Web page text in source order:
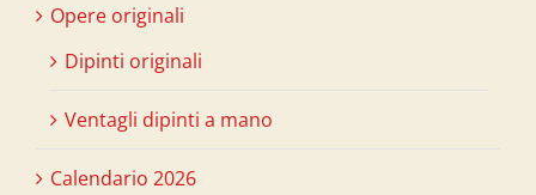
Opere originali
Dipinti originali
Ventagli dipinti a mano
Calendario 2026